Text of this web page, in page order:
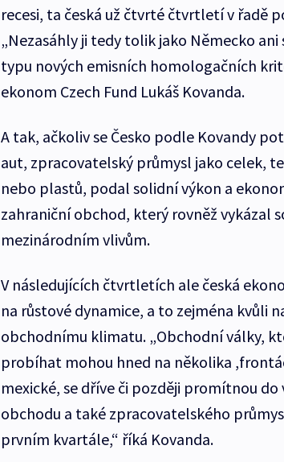
recesi, ta česká už čtvrté čtvrtletí v řadě
„Nezasáhly ji tedy tolik jako Německo
typu nových emisních homologačních
ekonom Czech Fund Lukáš Kovanda.
A tak, ačkoliv se Česko podle Kovandy
aut, zpracovatelský průmysl jako celek,
nebo plastů, podal solidní výkon a
zahraniční obchod, který rovněž vykázal
mezinárodním vlivům.
V následujících čtvrtletích ale česká
na růstové dynamice, a to zejména kvůli
obchodnímu klimatu. „Obchodní války,
probíhat mohou hned na několika
mexické, se dříve či později promítnou
obchodu a také zpracovatelského
prvním kvartále,“ říká Kovanda.